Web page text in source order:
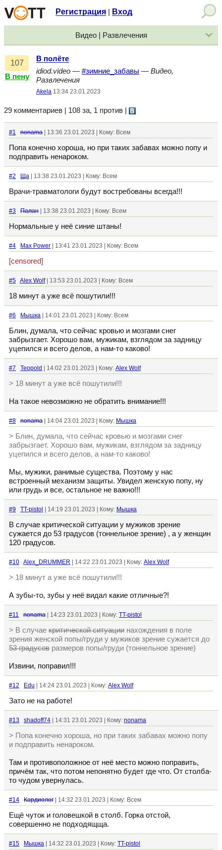
Регистрация Вход
Видео | Развлечения
107
В пену
В полёте
idiod.video — #зимние_забавы — Видео,
Развлечения
Akela 13:34 23.01.2023
29 комментариев | 108 за, 1 против
#1 nonama | 13:36 23.01.2023 | Кому: Всем
Попа конечно хороша, но при таких забавах можно попу и
подправить ненароком.
#2 Ща | 13:38 23.01.2023 | Кому: Всем
Врачи-травматологи будут востребованы всегда!!!
#3 Палан | 13:38 23.01.2023 | Кому: Всем
Нормальные у неё синие штаны!
#4 Max Power | 13:41 23.01.2023 | Кому: Всем
[censored]
#5 Alex Wolf| 13:53 23.01.2023 | Кому: Всем
18 минут а уже всё пошутили!!!
#6 Мышка | 14:01 23.01.2023 | Кому: Всем
Блин, думала, что сейчас кровью и мозгами снег
забрызгает. Хорошо вам, мужикам, взглядом за задницу
уцепился и всего делов, а нам-то каково!
#7 Teopold | 14:02 23.01.2023 | Кому: Alex Wolf
> 18 минут а уже всё пошутили!!!
На такое невозможно не обратить внимание!!!
#8 nonama | 14:04 23.01.2023 | Кому: Мышка
> Блин, думала, что сейчас кровью и мозгами снег
забрызгает. Хорошо вам, мужикам, взглядом за задницу
уцепился и всего делов, а нам-то каково!
Мы, мужики, ранимые существа. Поэтому у нас
встроенный механизм защиты. Увидел женскую попу, ну
или грудь и все, остальное не важно!!!
#9 TT-pistol | 14:19 23.01.2023 | Кому: Мышка
В случае критической ситуации у мужиков зрение
сужается до 53 градусов (тоннельное зрение) , а у женщин
120 градусов.
#10 Alex_DRUMMER | 14:22 23.01.2023 | Кому: Alex Wolf
> 18 минут а уже всё пошутили!!!
А зубы-то, зубы у неё видал какие отличные?!
#11 nonama | 14:23 23.01.2023 | Кому: TT-pistol
> В случае критической ситуации нахождения в поле
зрения женской попы/груди у мужиков зрение сужается до
53 градусов размеров попы/груди (тоннельное зрение)
Извини, поправил!!!
#12 Edu | 14:24 23.01.2023 | Кому: Alex Wolf
Зато не на работе!
#13 shadoff74 | 14:31 23.01.2023 | Кому: nonama
> Попа конечно хороша, но при таких забавах можно попу
и подправить ненароком.
Там и противоположное от неё место можно поправить,
причём так, что потом непонятно будет где что. От столба-
то чудом увернулась.
#14 Кардиолог | 14:32 23.01.2023 | Кому: Всем
Ещё чуток и головешкой в столб. Горка отстой,
совершенно не подходящща.
#15 Мышка | 14:32 23.01.2023 | Кому: TT-pistol